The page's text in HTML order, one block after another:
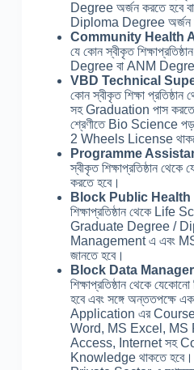
Degree অর্জন করতে হবে
Diploma Degree অর্জন
Community Health
যে কোন স্বীকৃত
Degree বা ANM
VBD Technical
কোন স্বীকৃত শিক্ষা
সহ Graduation পাস করতে
শ্রেণীতে Bio Science
2 Wheels License
Programme
স্বীকৃত শিক্ষাপ্রতিষ্ঠান
করতে হবে।
Block Public Health
শিক্ষাপ্রতিষ্ঠান থেকে
Graduate Degree /
Management এ এবং
জানতে হবে।
Block Data
শিক্ষাপ্রতিষ্ঠান থেকে
হবে এবং সঙ্গে অন্ততপক্ষে
Application এর Course
Word, MS Excel, MS
Access, Internet সহ
Knowledge থাকতে